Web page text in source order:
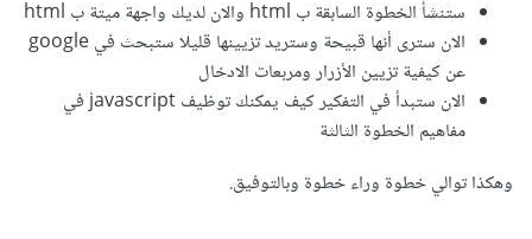
ستنشأ الخطوة السابقة ب html والان لديك واجهة ميتة ب html
الان سترى أنها قبيحة وستريد تزيينها قليلا ستبحث في google
عن كيفية تزيين الأزرار ومربعات الادخال
الان ستبدأ في التفكير كيف يمكنك توظيف javascript في
مفاهيم الخطوة الثالثة
وهكذا توالي خطوة وراء خطوة وبالتوفيق.